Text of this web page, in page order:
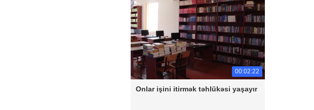
00:02:22
Onlar işini itirmək təhlükəsi yaşayır